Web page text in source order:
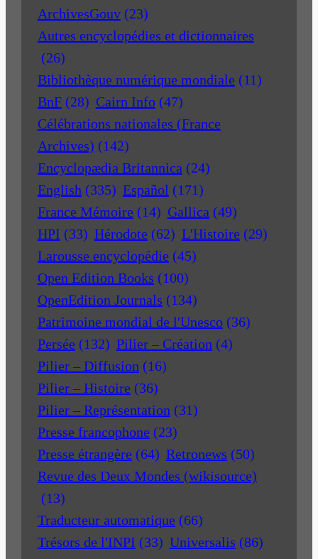
ArchivesGouv (23)
Autres encyclopédies et dictionnaires
(26)
Bibliothèque numérique mondiale (11)
BnF (28) Cairn Info (47)
Célébrations nationales (France
Archives) (142)
Encyclopædia Britannica (24)
English (335) Español (171)
France Mémoire (14) Gallica (49)
HPI (33) Hérodote (62) L'Histoire (29)
Larousse encyclopédie (45)
Open Edition Books (100)
OpenEdition Journals (134)
Patrimoine mondial de l'Unesco (36)
Persée (132) Pilier – Création (4)
Pilier – Diffusion (16)
Pilier – Histoire (36)
Pilier – Représentation (31)
Presse francophone (23)
Presse étrangère (64) Retronews (50)
Revue des Deux Mondes (wikisource)
(13)
Traducteur automatique (66)
Trésors de l'INPI (33) Universalis (86)